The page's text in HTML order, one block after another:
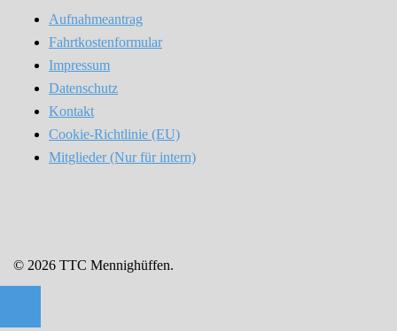
Aufnahmeantrag
Fahrtkostenformular
Impressum
Datenschutz
Kontakt
Cookie-Richtlinie (EU)
Mitglieder (Nur für intern)
© 2026 TTC Mennighüffen.